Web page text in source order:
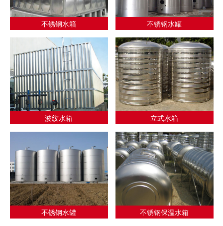
不锈钢水箱 不锈钢水罐
波纹水箱 立式水箱
不锈钢水罐 不锈钢保温水箱